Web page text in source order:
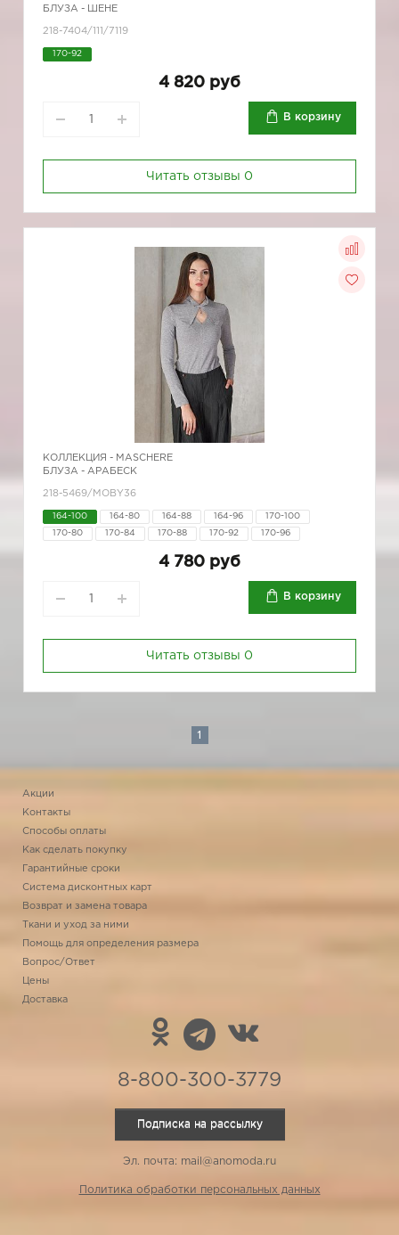
БЛУЗА - ШЕНЕ
218-7404/111/7119
170-92
4 820 руб
В корзину
Читать отзывы 0
КОЛЛЕКЦИЯ - MASCHERE
БЛУЗА - АРАБЕСК
218-5469/MOBY36
164-100 164-80 164-88 164-96 170-100
170-80 170-84 170-88 170-92 170-96
4 780 руб
В корзину
Читать отзывы 0
1
Акции
Контакты
Способы оплаты
Как сделать покупку
Гарантийные сроки
Система дисконтных карт
Возврат и замена товара
Ткани и уход за ними
Помощь для определения размера
Вопрос/Ответ
Цены
Доставка
8-800-300-3779
Подписка на рассылку
Эл. почта: mail@anomoda.ru
Политика обработки персональных данных